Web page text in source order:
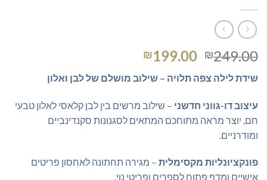
₪249.00
המחיר
היה:
₪249.00.
₪199.00
הוא:
₪199.00.
שידת לילה צפה תלויה – שילוב מושלם של לבן ואלון
עיצוב דו-גווני חדשני – שילוב מרשים בין לבן קלאסי לאלון טבעי
חם, יוצר מראה מתוחכם המתאים לסגנונות סקנדינביים
ומודרניים.
פונקציונליות מקסימלית – מגירה תחתונה לאחסון פריטים
אישיים ומדף פתוח לספרים ופריטי נוי.